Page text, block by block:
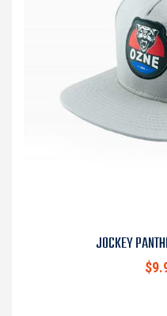
JOCKEY